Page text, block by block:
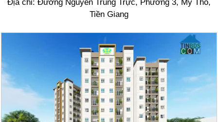
Địa chỉ: Đường Nguyễn Trung Trực, Phường 3, Mỹ Tho,
Tiền Giang